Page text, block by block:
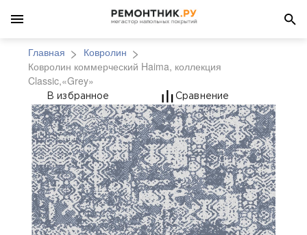
Главная
Ковролин
Ковролин коммерческий Haima, коллекция
Classic,«Grey»
Ковролин
В избранное Сравнение